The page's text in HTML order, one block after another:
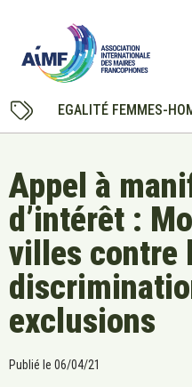
EGALITÉ FEMMES-
Appel à
d’intérêt :
villes contre
exclusions
Publié le 06/04/21